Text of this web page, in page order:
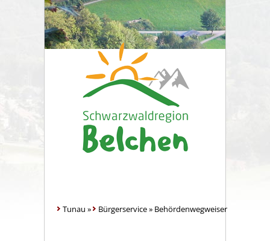
Tunau » Bürgerservice» Behördenwegweiser